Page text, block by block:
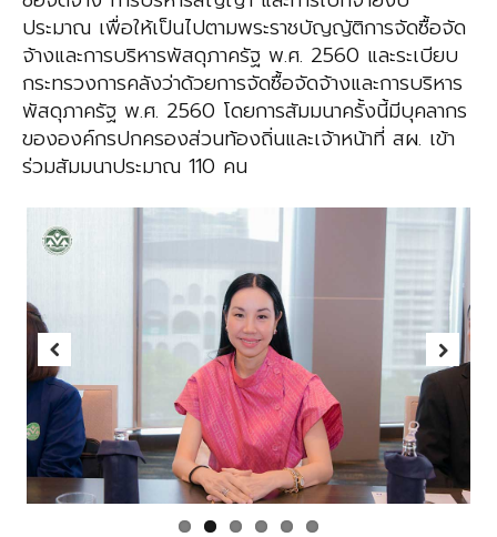
ประมาณ เพื่อให้เป็นไปตามพระราชบัญญัติการจัดซื้อจัด
จ้างและการบริหารพัสดุภาครัฐ พ.ศ. 2560 และระเบียบ
กระทรวงการคลังว่าด้วยการจัดซื้อจัดจ้างและการบริหาร
พัสดุภาครัฐ พ.ศ. 2560 โดยการสัมมนาครั้งนี้มีบุคลากร
ขององค์กรปกครองส่วนท้องถิ่นและเจ้าหน้าที่ สผ. เข้า
ร่วมสัมมนาประมาณ 110 คน
Previous Next